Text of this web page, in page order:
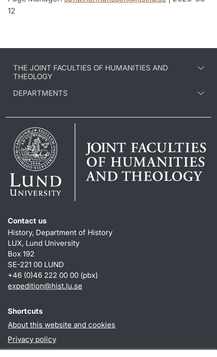
12
THE JOINT FACULTIES OF HUMANITIES AND
THEOLOGY
DEPARTMENTS
Contact us
History, Department of History
LUX, Lund University
Box 192
SE-221 00 LUND
+46 (0)46 222 00 00 (pbx)
expedition@hist.lu.se
Shortcuts
About this website and cookies
Privacy policy